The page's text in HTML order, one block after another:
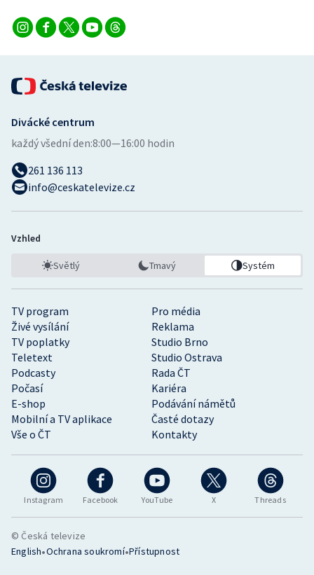
Instagram Facebook YouTube X Threads
TV program
Pro média
Živé vysílání
Reklama
TV poplatky
Studio Brno
Teletext
Studio Ostrava
Podcasty
Rada ČT
Počasí
Kariéra
E-shop
Podávání námětů
Mobilní a TV aplikace
Časté dotazy
Vše o ČT
Kontakty
Divácké centrum
každý všední den:8:00—16:00 hodin
261 136 113
info@ceskatelevize.cz
Vzhled
Světlý Tmavý Systém
© Česká televize
English•Ochrana soukromí•Přístupnost